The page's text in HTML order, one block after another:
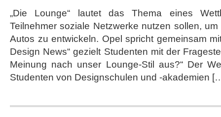
Opel
und
Design
News
auf
Social
„Die Lounge“ lautet das Thema eines
Teilnehmer soziale Netzwerke nutzen sollen,
Autos zu entwickeln. Opel spricht gemeinsam
Design News“ gezielt Studenten mit der
Meinung nach unser Lounge-Stil aus?“ Der
Studenten von Designschulen und ‑akademien